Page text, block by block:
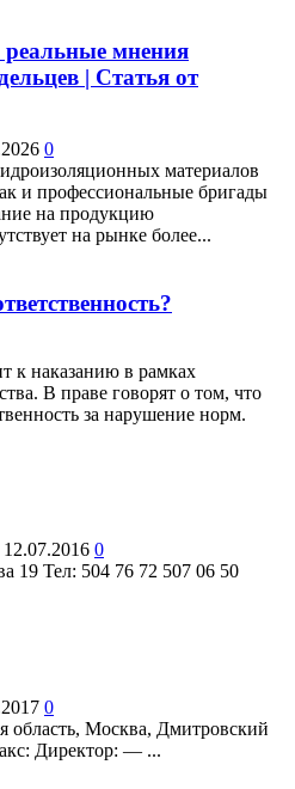
мнения
| Статья от
0
материалов
и профессиональные бригады
на продукцию
на рынке более...
к наказанию в рамках
В праве говорят о том, что
за нарушение норм.
12.07.2016 0
19 Teл: 504 76 72 507 06 50
0
область, Москва, Дмитровский
Директор: — ...